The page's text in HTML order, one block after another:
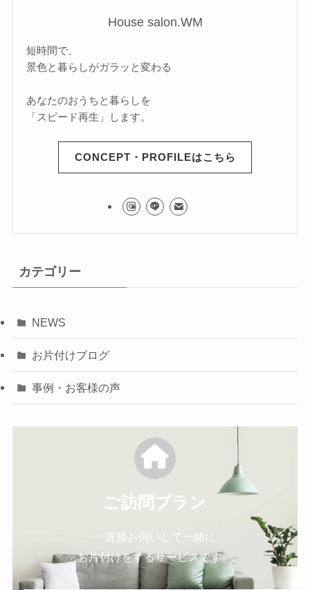
House salon.WM
短時間で、
景色と暮らしがガラッと変わる
あなたのおうちと暮らしを
「スピード再生」します。
CONCEPT・PROFILEはこちら
カテゴリー
NEWS
お片付けブログ
事例・お客様の声
ご訪問プラン
直接お伺いして一緒に
お片付けをするサービスです。